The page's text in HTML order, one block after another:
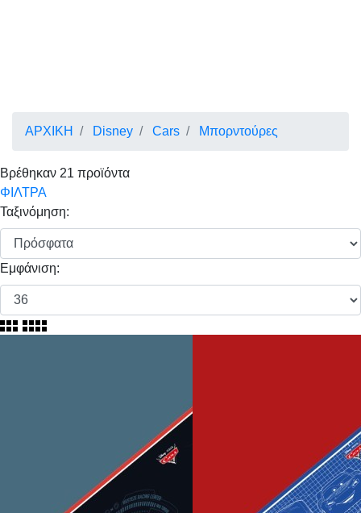
ΑΡΧΙΚΗ Disney Cars Μπορντούρες
Βρέθηκαν 21 προϊόντα
ΦΙΛΤΡΑ
Ταξινόμηση:
Εμφάνιση: